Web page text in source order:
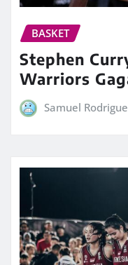
BASKET
Stephen
Warriors
Samuel